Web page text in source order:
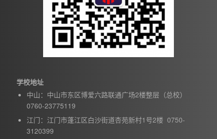
学校地址
中山：中山市东区博爱六路联通广场2楼整层（总校）
0760-23775119
江门：江门市蓬江区白沙街道杏苑新村1号2楼 0750-
3120399